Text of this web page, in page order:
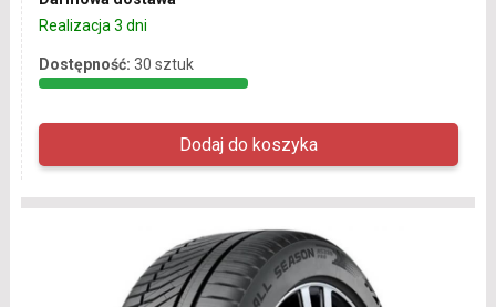
Realizacja 3 dni
Dostępność: 30 sztuk